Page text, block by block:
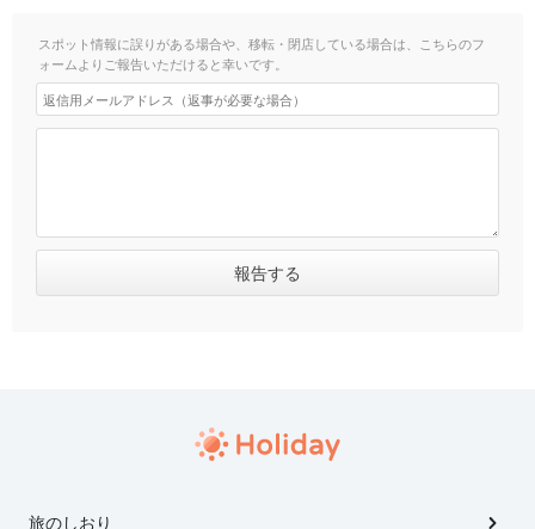
スポット情報に誤りがある場合や、移転・閉店している場合は、こちらのフ
ォームよりご報告いただけると幸いです。
旅のしおり